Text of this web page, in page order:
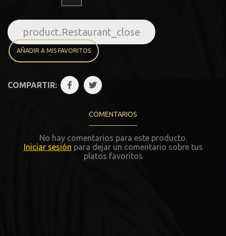
product.Restaurant_close
AÑADIR A MIS FAVORITOS
COMPARTIR:
COMENTARIOS
No hay comentarios para este producto.
Iniciar sesión para dejar un comentario sobre tus
platos favoritos